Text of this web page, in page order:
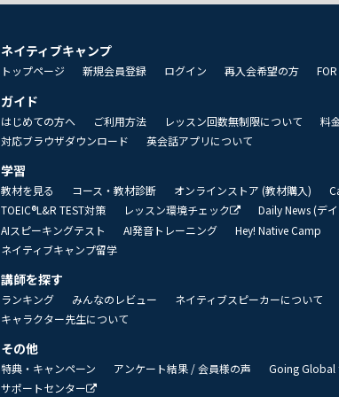
ネイティブキャンプ
トップページ 新規会員登録 ログイン 再入会希望の方
ガイド
はじめての方へ ご利用方法 レッスン回数無制限について 料
対応ブラウザダウンロード
英会話アプリについて
学習
教材を見る コース・教材診断 オンラインストア (教材購入)
TOEIC®L&R TEST対策
レッスン環境チェック Daily News (デ
AIスピーキングテスト
AI発音トレーニング Hey! Native Camp
ネイティブキャンプ留学
講師を探す
ランキング みんなのレビュー ネイティブスピーカーについて
キャラクター先生について
その他
特典・キャンペーン アンケート結果 / 会員様の声 Going Global
サポートセンター